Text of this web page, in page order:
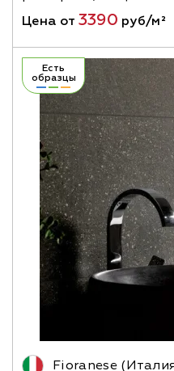
Цена от 3390 руб/м²
Есть
образцы
Fioranese